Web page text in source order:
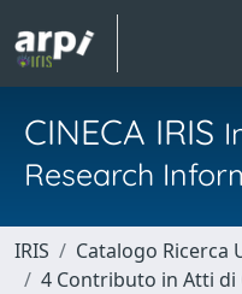
CINECA IRIS
Research
IRIS
Catalogo Ricerca
4 Contributo in Atti di